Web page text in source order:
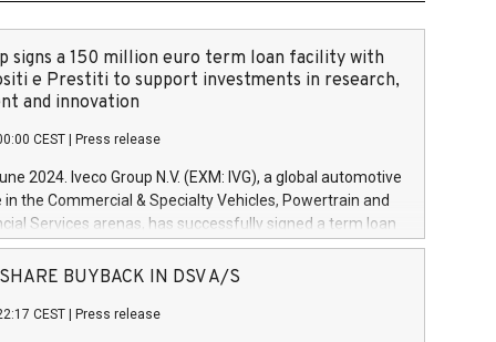
signs a 150 million euro term loan facility with
e Prestiti to support investments in research,
and innovation
CEST Press release
2024. Iveco Group N.V. (EXM: IVG), a global automotive
in the Commercial & Specialty Vehicles, Powertrain and
Services arenas, has successfully signed a term loan
million euros with Cassa Depositi e Prestiti (CDP), for the
projects in Italy dedicated to research, development
develop innovative technologies and architectures in
SHARE BUYBACK IN DSV A/S
CEST Press release